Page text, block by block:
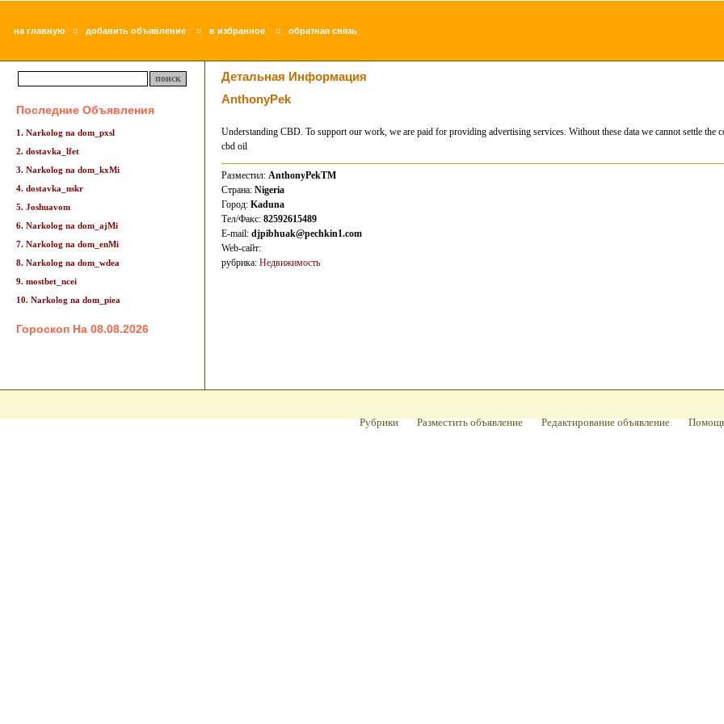
на главную ¤ добавить объявление ¤ в избранное ¤ обратная связь
Последние Объявления
1. Narkolog na dom_pxsl
2. dostavka_lfet
3. Narkolog na dom_kxMi
4. dostavka_nskr
5. Joshuavom
6. Narkolog na dom_ajMi
7. Narkolog na dom_enMi
8. Narkolog na dom_wdea
9. mostbet_ncei
10. Narkolog na dom_piea
Гороскоп На 08.08.2026
Детальная Информация
AnthonyPek
Understanding CBD. To support our work, we are paid for providing advertising services. Without these data we cannot settle the
cbd oil
Разместил: AnthonyPekTM
Страна: Nigeria
Город: Kaduna
Тел/Факс: 82592615489
E-mail: djpibhuak@pechkin1.com
Web-сайт:
рубрика: Недвижимость
Рубрики Разместить объявление Редактирование объявление